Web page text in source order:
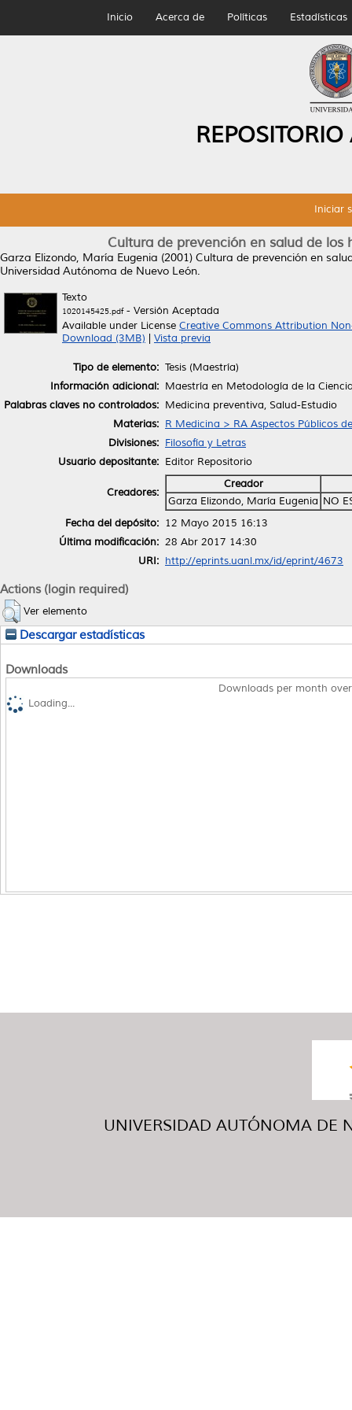
Inicio Acerca de Políticas Estadísticas
Iniciar
Cultura de prevención en salud de
Garza Elizondo, María Eugenia (2001) Cultura de prevención en
Universidad Autónoma de Nuevo León.
Texto
1020145425.pdf- Versión Aceptada
Available under License Creative Commons Attribution
Download (3MB)
Vista previa
Tipo de elemento: Tesis (Maestría)
Información adicional: Maestría en Metodología de la
Palabras claves no controlados: Medicina preventiva, Salud-Estudio
Materias: R Medicina > RA Aspectos Públicos
Divisiones: Filosofía y Letras
Usuario depositante: Editor Repositorio
Creadores:
Creador
Garza Elizondo, María Eugenia NO
Fecha del depósito: 12 Mayo 2015 16:13
Última modificación: 28 Abr 2017 14:30
URI: http://eprints.uanl.mx/id/eprint/4673
Actions (login required)
Ver elemento
Descargar estadísticas
Downloads
Downloads per month
Loading...
UNIVERSIDAD AUTÓNOMA DE